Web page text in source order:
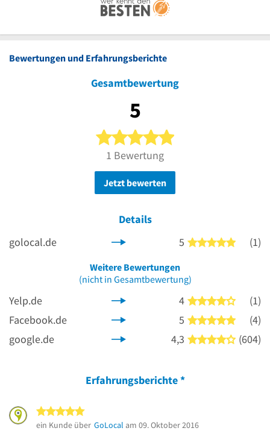
Bewertungen und Erfahrungsberichte
Gesamtbewertung
5
5 von 5 Sternen
1 Bewertung
Jetzt bewerten
Details
golocal.de
5 5 von 5
(1)
Weitere Bewertungen
(nicht in Gesamtbewertung)
Yelp.de 4 4 von 5
(1)
Facebook.de
5 5 von 5
(4)
google.de
4,3 4 von 5
(604)
Erfahrungsberichte*
ein Kunde über GoLocal am 09. Oktober 2016